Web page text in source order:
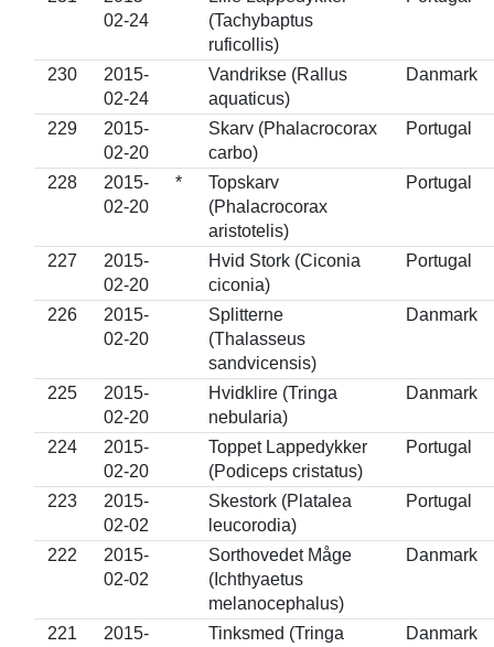
02-24
(Tachybaptus
ruficollis)
230
2015-
02-24
Vandrikse (Rallus
aquaticus)
Danmark
229
2015-
02-20
Skarv (Phalacrocorax
carbo)
Portugal
228
2015-
02-20
*
Topskarv
(Phalacrocorax
aristotelis)
Portugal
227
2015-
02-20
Hvid Stork (Ciconia
ciconia)
Portugal
226
2015-
02-20
Splitterne
(Thalasseus
sandvicensis)
Danmark
225
2015-
02-20
Hvidklire (Tringa
nebularia)
Danmark
224
2015-
02-20
Toppet Lappedykker
(Podiceps cristatus)
Portugal
223
2015-
02-02
Skestork (Platalea
leucorodia)
Portugal
222
2015-
02-02
Sorthovedet Måge
(Ichthyaetus
melanocephalus)
Danmark
221
2015-
Tinksmed (Tringa
Danmark